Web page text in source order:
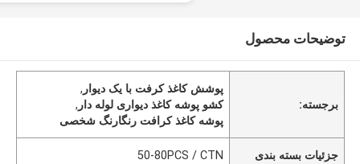
توضیحات محصول
برجسته:
پوشش کاغذ کرفت با یک دیوار ,
کشو پوشه کاغذ دیواری لوله دار ,
پوشه کاغذ کرافت رنگارنگ شخصی
جزئیات بسته بندی 50-80PCS / CTN